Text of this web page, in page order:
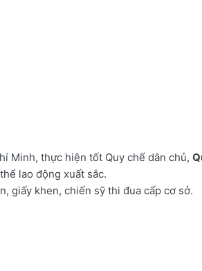
Minh, thực hiện tốt Quy chế dân chủ,
lao động xuất sắc.
giấy khen, chiến sỹ thi đua cấp cơ sở.